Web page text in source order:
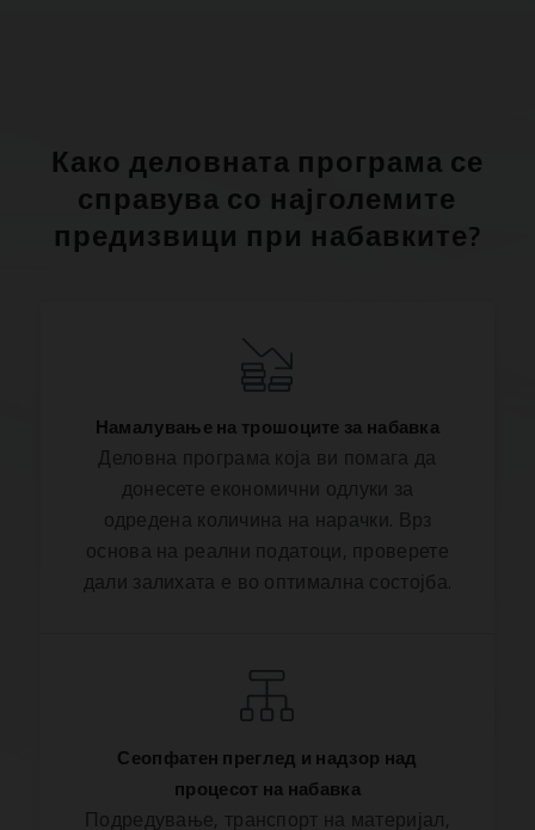
Како деловната програма се
справува со најголемите
предизвици при набавките?
Намалување на трошоците за набавка
Деловна програма која ви помага да
донесете економични одлуки за
одредена количина на нарачки. Врз
основа на реални податоци, проверете
дали залихата е во оптимална состојба.
Сеопфатен преглед и надзор над
процесот на набавка
Подредување, транспорт на материјал,